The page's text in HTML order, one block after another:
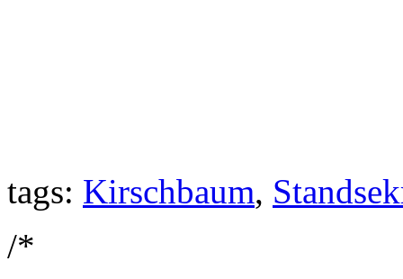
tags: Kirschbaum,
/*